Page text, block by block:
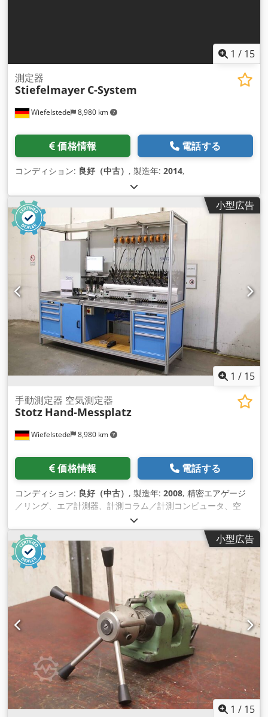
1 / 15
Wiefelstede 8,980 km
測定器
Stiefelmayer C-System
価格情報 電話する
コンディション: 良好（中古） , 製造年: 2014,
小型広告
1 / 15
Wiefelstede 8,980 km
手動測定器 空気測定器
Stotz Hand-Messplatz
価格情報 電話する
コンディション: 良好（中古） , 製造年: 2008, 精密エアゲージ
／リング、エア計測器、計測コラム／計測コンピュータ、空
圧・電気計測コラム、計測装置、手動計測装置、精密計測技術
-メーカー：ストッツ、手動式測定器 空気測定器 -プローブ/測
定精度：写真参照 -個別部品：写真参照 -主電源電圧：3x400
VAC / 50 Hz -圧縮空気：3.0bar Csdjipapispfx Al Aorf -全長：
2800mm/800mm/H2450mm -総重量：702kg
小型広告
1 / 15